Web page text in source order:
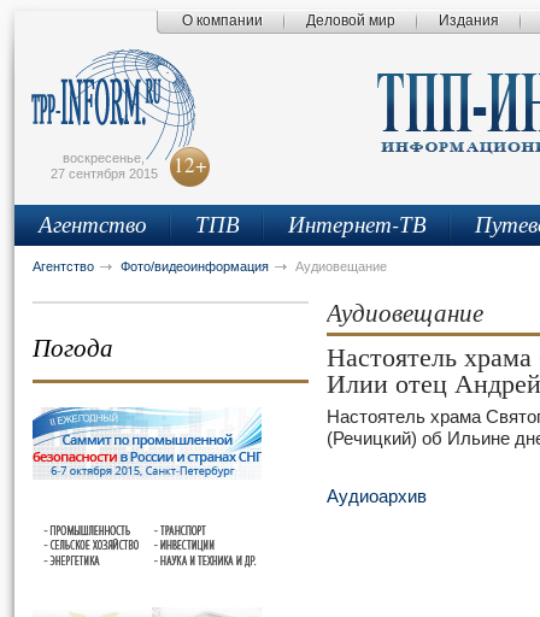
О компании Деловой мир Издания
воскресенье,
27 сентября 2015
12+
Агентство ТПВ Интернет-ТВ
Агентство Фото/видеоинформация Аудиовещание
Погода
Аудиовещание
Настоятель
Илии отец
Настоятель храма
(Речицкий) об Ильине
Аудиоархив